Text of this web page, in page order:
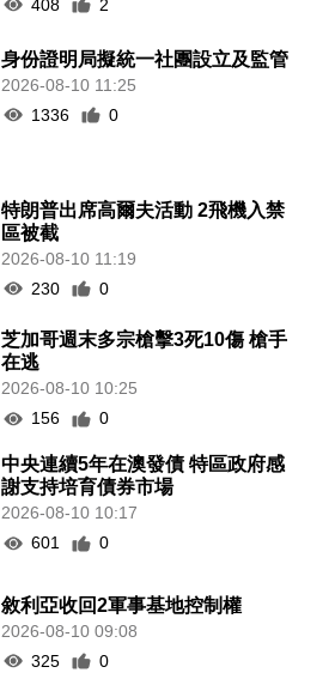
408
2
身份證明局擬統一社團設立及監管
2026-08-10 11:25
1336
0
特朗普出席高爾夫活動 2飛機入禁
區被截
2026-08-10 11:19
230
0
芝加哥週末多宗槍擊3死10傷 槍手
在逃
2026-08-10 10:25
156
0
中央連續5年在澳發債 特區政府感
謝支持培育債券市場
2026-08-10 10:17
601
0
敘利亞收回2軍事基地控制權
2026-08-10 09:08
325
0